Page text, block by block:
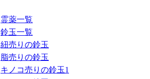
霊薬一覧
鈴玉一覧
紐売りの鈴玉
脂売りの鈴玉
キノコ売りの鈴玉1